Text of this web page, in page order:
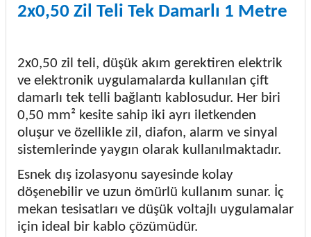
2x0,50 Zil Teli Tek Damarlı 1 Metre
2x0,50 zil teli, düşük akım gerektiren elektrik
ve elektronik uygulamalarda kullanılan çift
damarlı tek telli bağlantı kablosudur. Her biri
0,50 mm² kesite sahip iki ayrı iletkenden
oluşur ve özellikle zil, diafon, alarm ve sinyal
sistemlerinde yaygın olarak kullanılmaktadır.
Esnek dış izolasyonu sayesinde kolay
döşenebilir ve uzun ömürlü kullanım sunar. İç
mekan tesisatları ve düşük voltajlı uygulamalar
için ideal bir kablo çözümüdür.